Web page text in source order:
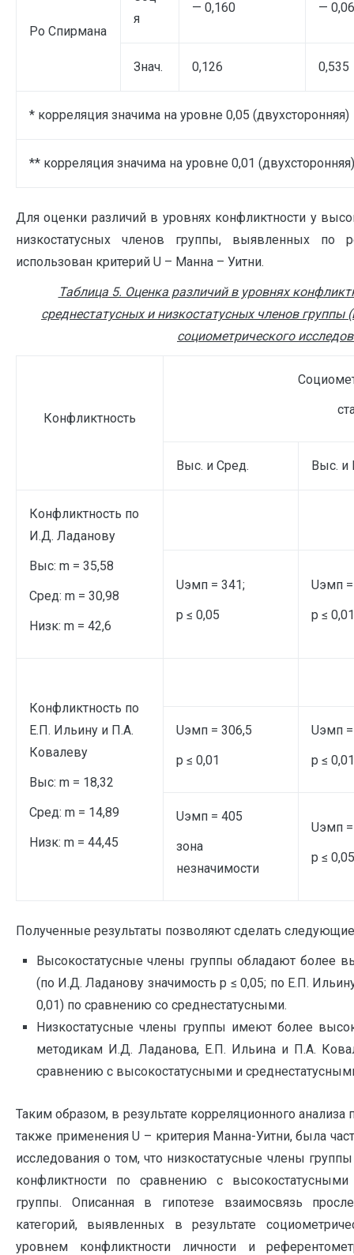
Po Спирмана
я
— 0,160 —
Знач. 0,126 0,535
* корреляция значима на уровне 0,05 (двухсторонняя)
** корреляция значима на уровне 0,01 (двухсторонняя)
Для оценки различий в уровнях конфликтности у
низкостатусных членов группы, выявленных по
использован критерий U – Манна – Уитни.
Таблица 5. Оценка различий в уровнях
среднестатусных и низкостатусных членов
социометрического
Конфликтность
Выс. и Сред. Выс. и
Конфликтность по
И.Д. Ладанову
Выс: m = 35,58
Сред: m = 30,98
Низк: m = 42,6
Uэмп = 341;
p ≤ 0,05
Uэмп
p ≤ 0,01
Конфликтность по
Е.П. Ильину и П.А.
Ковалеву
Выс: m = 18,32
Сред: m = 14,89
Низк: m = 44,45
Uэмп = 306,5
p ≤ 0,01
Uэмп
p ≤ 0,01
Uэмп = 405
зона
незначимости
Uэмп
p ≤ 0,05
Полученные результаты позволяют сделать
Высокостатусные члены группы обладают более
(по И.Д. Ладанову значимость p ≤ 0,05; по Е.П.
0,01) по сравнению со среднестатусными.
Низкостатусные члены группы имеют более
методикам И.Д. Ладанова, Е.П. Ильина и П.А.
сравнению с высокостатусными и
Таким образом, в результате корреляционного
также применения U – критерия Манна-Уитни, была
исследования о том, что низкостатусные члены
конфликтности по сравнению с
группы. Описанная в гипотезе взаимосвязь
категорий, выявленных в результате
уровнем конфликтности личности и